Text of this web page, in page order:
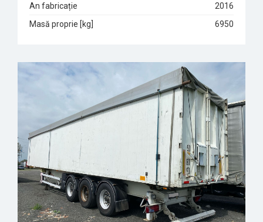
An fabricație
2016
Masă proprie [kg]
6950